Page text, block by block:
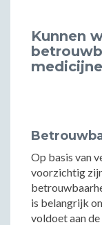
Kunnen
Op basis van
voorzichtig
is belangrijk
voldoet aan